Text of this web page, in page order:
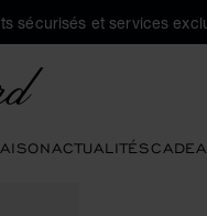
sécurisés et services
ACTUALITÉS